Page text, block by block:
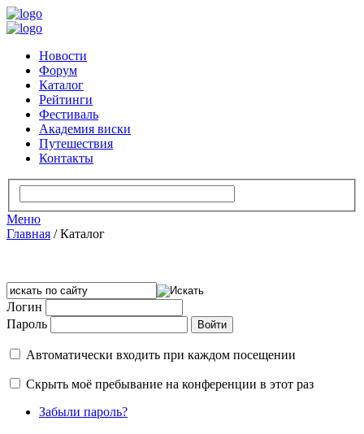
Новости
Форум
Каталог
Рейтинги
Фестиваль
Академия виски
Путешествия
Контакты
Меню
Главная /Каталог
Логин
Пароль
Автоматически входить при каждом посещении
Скрыть моё пребывание на конференции в этот раз
Забыли пароль?